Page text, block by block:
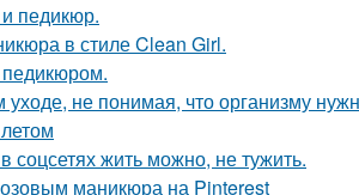
педикюр.
в стиле Clean Girl.
не понимая, что организму
соцсетях жить можно, не тужить.
маникюра на Pinterest